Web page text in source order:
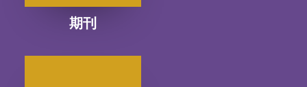
期刊